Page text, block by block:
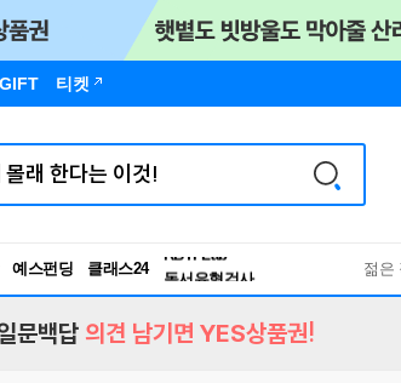
티켓
예스펀딩 클래스24
독서유형검사
젊은
문백답 의견 남기면 YES상품권!